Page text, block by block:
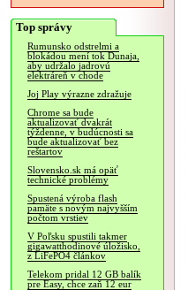
Top správy
Rumunsko odstrelmi a
blokádou mení tok Dunaja,
aby udržalo jadrovú
elektráreň v chode
Joj Play výrazne zdražuje
Chrome sa bude
aktualizovať dvakrát
týždenne, v budúcnosti sa
bude aktualizovať bez
reštartov
Slovensko.sk má opäť
technické problémy
Spustená výroba flash
pamäte s novým najvyšším
počtom vrstiev
V Poľsku spustili takmer
gigawatthodinové úložisko,
z LiFePO4 článkov
Telekom pridal 12 GB balík
pre Easy, chce zaň 12 eur